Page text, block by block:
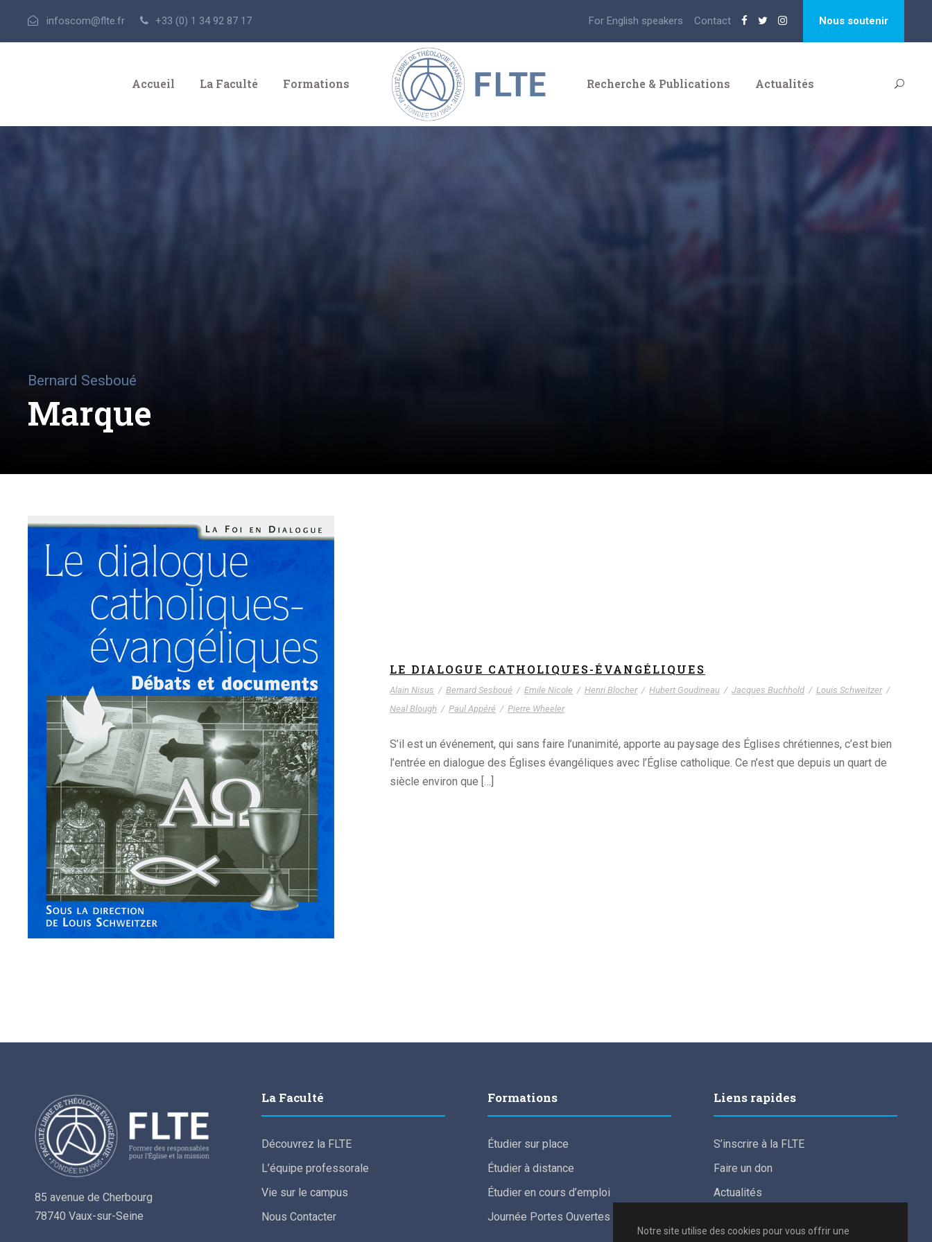
infoscom@flte.fr +33 (0) 1 34 92 87 17 For English speakers Contact Nous soutenir
Accueil La Faculté Formations Recherche & Publications Actualités
Bernard Sesboué
Marque
LE DIALOGUE CATHOLIQUES-
ÉVANGÉLIQUES
Alain Nisus / Bernard Sesboué / Emile Nicole
Henri
Blocher / Hubert Goudineau Jacques Buchhold
Louis
Schweitzer
Neal Blough Pierre Wheeler
LE DIALOGUE CATHOLIQUES-ÉVANGÉLIQUES
Alain Nisus / Bernard Sesboué / Emile Nicole / Henri Blocher / Hubert Goudineau / Jacques Buchhold / Louis Schweitzer /
Neal Blough / Paul Appéré / Pierre Wheeler
S’il est un événement, qui sans faire l’unanimité, apporte au paysage des Églises chrétiennes, c’est bien
l’entrée en dialogue des Églises évangéliques avec l’Église catholique. Ce n’est que depuis un quart de
siècle environ que […]
85 avenue de Cherbourg
78740 Vaux-sur-Seine
La Faculté
Découvrez la FLTE
L’équipe professorale
Vie sur le campus
Nous Contacter
Formations
Étudier sur place
Étudier à distance
Étudier en cours d’emploi
Journée Portes Ouvertes
Liens rapides
S’inscrire à la FLTE
Faire un don
Actualités
Notre site utilise des cookies pour vous offrir une